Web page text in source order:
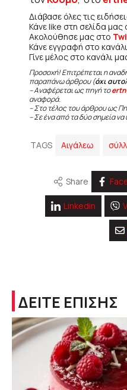
Διάβασε όλες τις
Κάνε like στη σελίδα μας
Ακολούθησε μας στο
Κάνε εγγραφή στο
Γίνε μέλος στο κανάλι
Προσοχή! Επιτρέπεται η
παραπάνω άρθρου (όχι
– Αναφέρεται ως πηγή το
αναφορά.
– Στο τέλος του άρθρου ως
– Σε ένα από τα δύο σημεία
TAGS Αιγάλεω
Share
Linkedin
ΔΕΙΤΕ ΕΠΙΣΗΣ